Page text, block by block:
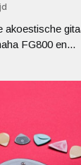
akoestische
FG800 en...